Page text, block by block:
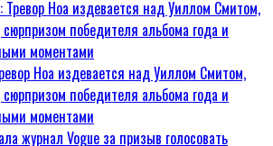
Ноа издевается над Уиллом Смитом,
победителя альбома года и
моментами